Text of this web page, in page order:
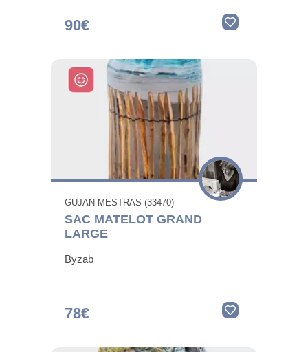
90€
GUJAN MESTRAS (33470)
SAC MATELOT GRAND
LARGE
Byzab
78€